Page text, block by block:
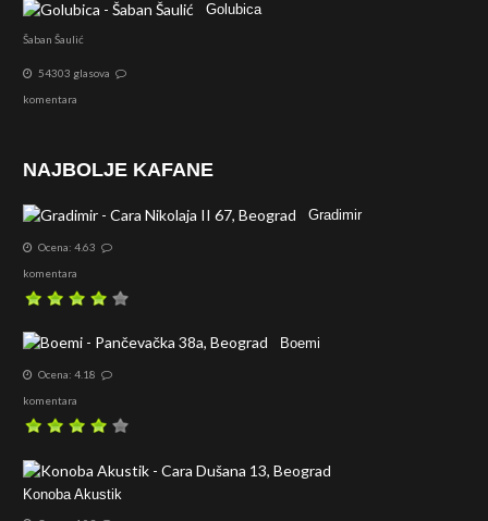
Golubica
Šaban Šaulić
54303 glasova
komentara
NAJBOLJE KAFANE
Gradimir
Ocena: 4.63
komentara
Boemi
Ocena: 4.18
komentara
Konoba Akustik